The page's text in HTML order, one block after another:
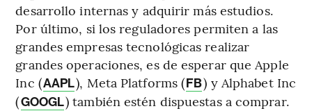
desarrollo internas y adquirir más estudios.
Por último, si los reguladores permiten a las
grandes empresas tecnológicas realizar
grandes operaciones, es de esperar que Apple
Inc (AAPL), Meta Platforms (FB) y Alphabet Inc
(GOOGL) también estén dispuestas a comprar.